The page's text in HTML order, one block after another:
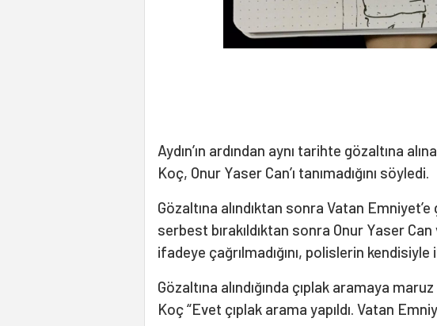
Aydın’ın ardından aynı tarihte gözaltına
Koç, Onur Yaser Can’ı tanımadığını söyledi.
Gözaltına alındıktan sonra Vatan
serbest bırakıldıktan sonra Onur Yaser
ifadeye çağrılmadığını, polislerin
Gözaltına alındığında çıplak aramaya
Koç “Evet çıplak arama yapıldı. Vatan